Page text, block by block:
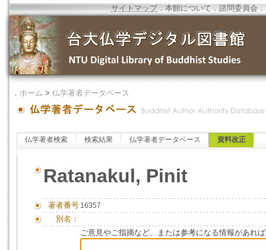
サイトマップ．本館について ．諮問委員会 ．
． ホーム > 仏学著者データベース
仏学著者検索 検索結果 仏学著者データベース 資料改正
Ratanakul, Pinit
著者番号 16357
別名：
ご意見やご指摘など、または参考になる情報があれ